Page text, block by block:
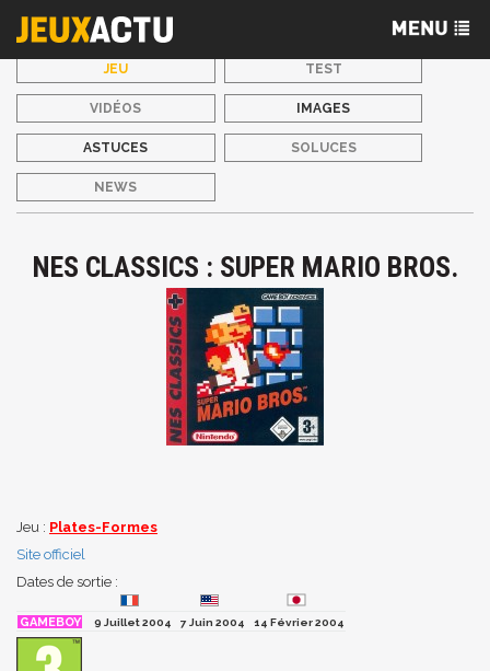
JEU TEST
VIDÉOS IMAGES
ASTUCES SOLUCES
NEWS
NES CLASSICS : SUPER MARIO BROS.
Jeu : Plates-Formes
Site officiel
Dates de sortie :
9 Juillet 2004 7 Juin 2004 14 Février 2004